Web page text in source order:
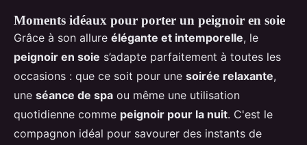
Moments idéaux pour porter un peignoir en soie
Grâce à son allure élégante et intemporelle, le
peignoir en soie s’adapte parfaitement à toutes les
occasions : que ce soit pour une soirée relaxante,
une séance de spa ou même une utilisation
quotidienne comme peignoir pour la nuit. C'est le
compagnon idéal pour savourer des instants de